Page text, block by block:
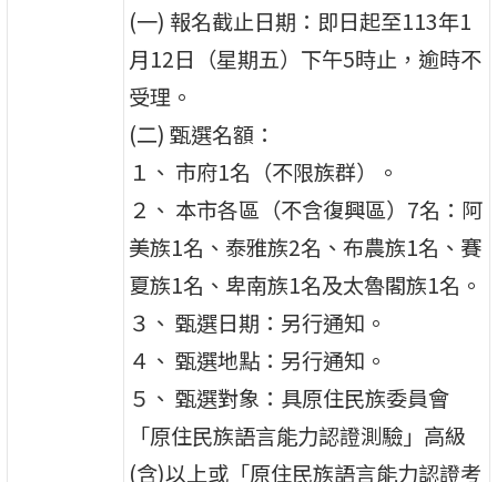
(一) 報名截止日期：即日起至113年1
月12日（星期五）下午5時止，逾時不
受理。
(二) 甄選名額：
１、 市府1名（不限族群）。
２、 本市各區（不含復興區）7名：阿
美族1名、泰雅族2名、布農族1名、賽
夏族1名、卑南族1名及太魯閣族1名。
３、 甄選日期：另行通知。
４、 甄選地點：另行通知。
５、 甄選對象：具原住民族委員會
「原住民族語言能力認證測驗」高級
(含)以上或「原住民族語言能力認證考